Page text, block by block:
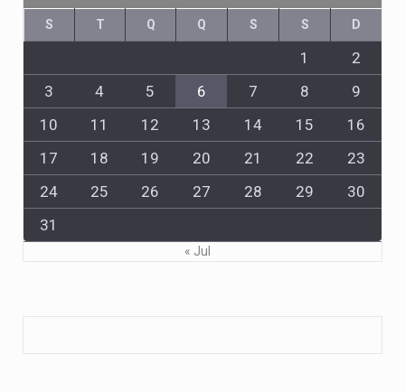
S T Q Q S S D
1
2
3
4 5 6 7 8
9
10
11 12 13 14 15
16
17
18 19 20 21 22
23
24
25 26 27 28 29
30
31
« Jul